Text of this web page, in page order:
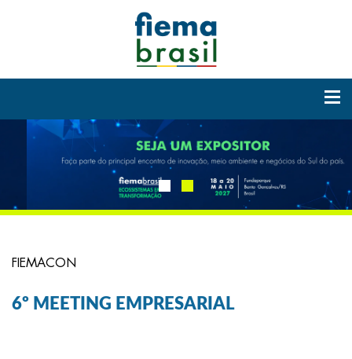
FIEMACON
6º MEETING EMPRESARIAL